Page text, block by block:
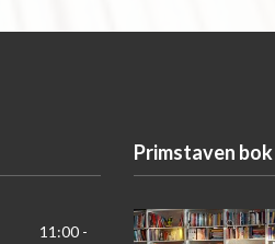
11:00 -
Primstaven